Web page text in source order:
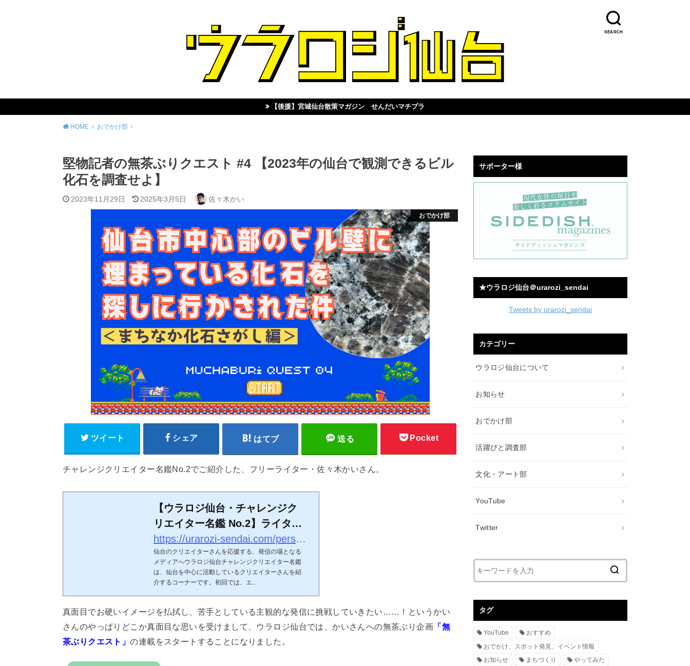
SEARCH
【後援】宮城仙台散策マガジン せんだいマチプラ
HOME おでかけ部
堅物記者の無茶ぶりクエスト #4 【2023年の仙台で観測できるビル
化石を調査せよ】
2023年11月29日 2025年3月5日 佐々木かい
おでかけ部
ツイート シェア はてブ 送る Pocket
チャレンジクリエイター名鑑No.2でご紹介した、フリーライター・佐々木かいさん。
【ウラロジ仙台・チャレンジク
リエイター名鑑 No.2】ライター
佐々木かい／殻を破って新しい
自分へ！
https://urarozi-sendai.com/personal/7011
仙台のクリエイターさんを応援する、発信の場となる
メディアへウラロジ仙台チャレンジクリエイター名鑑
は、仙台を中心に活動しているクリエイターさんを紹
介するコーナーです。初回では、エ...
真面目でお硬いイメージを払拭し、苦手としている主観的な発信に挑戦していきたい……！というかい
さんのやっぱりどこか真面目な思いを受けまして、ウラロジ仙台では、かいさんへの無茶ぶり企画 「無
茶ぶりクエスト」の連載をスタートすることになりました。
サポーター様
★ウラロジ仙台＠urarozi_sendai
Tweets by urarozi_sendai
カテゴリー
ウラロジ仙台について
お知らせ
おでかけ部
活躍びと調査部
文化・アート部
YouTube
Twitter
タグ
YouTube
おすすめ
おでかけ、スポット発見、イベント情報
お知らせ
まちづくり
やってみた